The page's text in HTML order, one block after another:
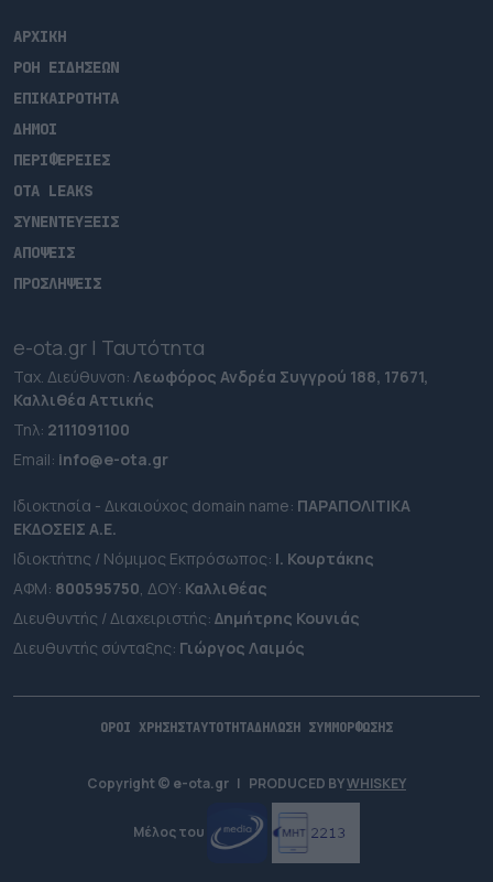
ΑΡΧΙΚΗ
ΡΟΗ ΕΙΔΗΣΕΩΝ
ΕΠΙΚΑΙΡΟΤΗΤΑ
ΔΗΜΟΙ
ΠΕΡΙΦΕΡΕΙΕΣ
OTA LEAKS
ΣΥΝΕΝΤΕΥΞΕΙΣ
ΑΠΟΨΕΙΣ
ΠΡΟΣΛΗΨΕΙΣ
e-ota.gr | Ταυτότητα
Ταχ. Διεύθυνση: Λεωφόρος Ανδρέα Συγγρού 188, 17671,
Καλλιθέα Αττικής
Τηλ: 2111091100
Εmail: info@e-ota.gr
Ιδιοκτησία - Δικαιούχος domain name: ΠΑΡΑΠΟΛΙΤΙΚΑ
ΕΚΔΟΣΕΙΣ A.E.
Ιδιοκτήτης / Νόμιμος Εκπρόσωπος: Ι. Κουρτάκης
ΑΦΜ: 800595750, ΔΟΥ: Καλλιθέας
Διευθυντής / Διαχειριστής: Δημήτρης Κουνιάς
Διευθυντής σύνταξης: Γιώργος Λαιμός
ΟΡΟΙ ΧΡΗΣΗΣΤΑΥΤΟΤΗΤΑΔΗΛΩΣΗ ΣΥΜΜΟΡΦΩΣΗΣ
Copyright © e-ota.gr | PRODUCED BYWHISKEY
Μέλος του